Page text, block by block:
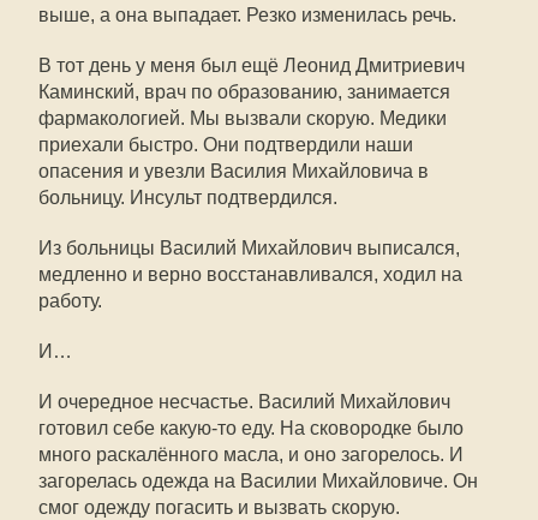
выше, а она выпадает. Резко изменилась речь.
В тот день у меня был ещё Леонид Дмитриевич
Каминский, врач по образованию, занимается
фармакологией. Мы вызвали скорую. Медики
приехали быстро. Они подтвердили наши
опасения и увезли Василия Михайловича в
больницу. Инсульт подтвердился.
Из больницы Василий Михайлович выписался,
медленно и верно восстанавливался, ходил на
работу.
И…
И очередное несчастье. Василий Михайлович
готовил себе какую-то еду. На сковородке было
много раскалённого масла, и оно загорелось. И
загорелась одежда на Василии Михайловиче. Он
смог одежду погасить и вызвать скорую.